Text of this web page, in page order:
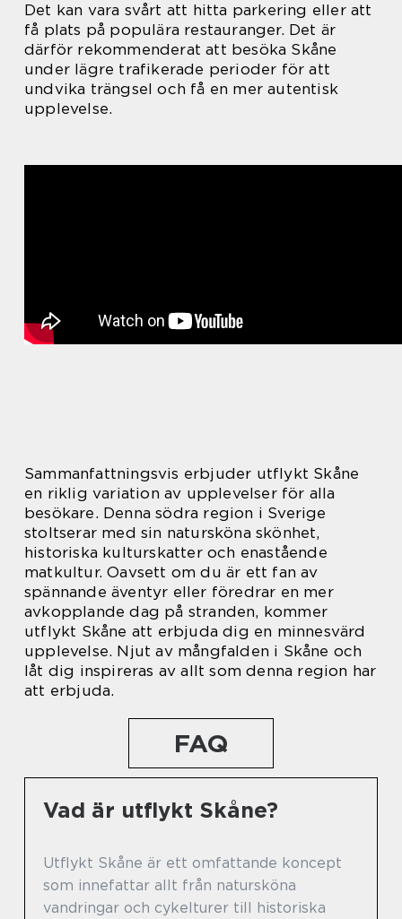
Det kan vara svårt att hitta parkering eller att
få plats på populära restauranger. Det är
därför rekommenderat att besöka Skåne
under lägre trafikerade perioder för att
undvika trängsel och få en mer autentisk
upplevelse.
Sammanfattningsvis erbjuder utflykt Skåne
en riklig variation av upplevelser för alla
besökare. Denna södra region i Sverige
stoltserar med sin natursköna skönhet,
historiska kulturskatter och enastående
matkultur. Oavsett om du är ett fan av
spännande äventyr eller föredrar en mer
avkopplande dag på stranden, kommer
utflykt Skåne att erbjuda dig en minnesvärd
upplevelse. Njut av mångfalden i Skåne och
låt dig inspireras av allt som denna region har
att erbjuda.
FAQ
Vad är utflykt Skåne?
Utflykt Skåne är ett omfattande koncept
som innefattar allt från natursköna
vandringar och cykelturer till historiska